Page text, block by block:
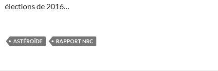
élections de 2016…
ASTÉROÏDE RAPPORT NRC